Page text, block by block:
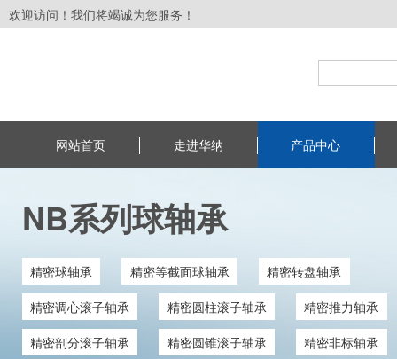
欢迎访问！我们将竭诚为您服务！
网站首页 走进华纳 产品中心
NB系列球轴承
精密球轴承 精密等截面球轴承
精密转盘轴承
精密调心滚子轴承
精密圆柱滚子轴承
精密推力轴承
精密剖分滚子轴承
精密圆锥滚子轴承 精密非标轴承